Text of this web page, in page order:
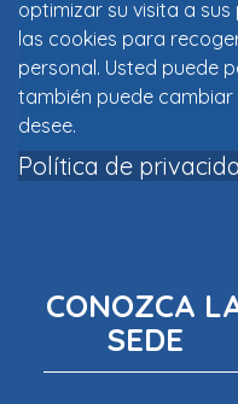
optimizar su visita a
las cookies para
personal. Usted puede
también puede
desee.
Política de
CONOZCA
SEDE